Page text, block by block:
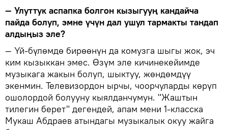
— Улуттук аспапка болгон кызыгууң кандайча
пайда болуп, эмне үчүн дал ушул тармакты тандап
алдыңыз эле?
— Үй-бүлөмдө бирөөнүн да комузга шыгы жок, эч
ким кызыккан эмес. Өзүм эле кичинекейимде
музыкага жакын болуп, шыктуу, жөндөмдүү
экенмин. Телевизордон ырчы, чоорчуларды көрүп
ошолордой болууну кыялданчумун. "Жаштын
тилегин берет" дегендей, апам мени 1-класска
Мукаш Абдраев атындагы музыкалык окуу жайга